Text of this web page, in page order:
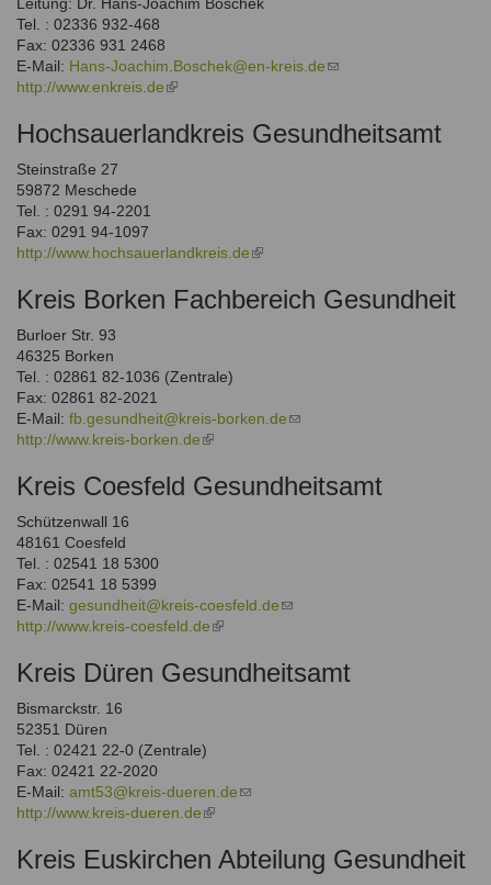
Qualitätssicherung
Qualität unserer Therapeuten
Familienthemen
Systemischer Ansatz
Seminare und Kurse
Fortbildungen
Ausbildungsinstitute
Fortbildungen
Information über Qualifikation
Benutzername
Passwort
Anmelden
Sitemap
Links
Formular zur Registrierung
Tel. : 02336 932-468
Fax: 02336 931 2468
E-Mail: Hans-Joachim.Boschek@en-kreis.de(link
mail)
http://www.enkreis.de(link
external)
Hochsauerlandkreis Gesundheitsamt
Steinstraße 27
59872 Meschede
Tel. : 0291 94-2201
Fax: 0291 94-1097
http://www.hochsauerlandkreis.de(link
external)
Kreis Borken Fachbereich Gesundheit
Burloer Str. 93
46325 Borken
Tel. : 02861 82-1036 (Zentrale)
Fax: 02861 82-2021
E-Mail: fb.gesundheit@kreis-borken.de(link
mail)
http://www.kreis-borken.de(link
external)
Kreis Coesfeld Gesundheitsamt
Schützenwall 16
48161 Coesfeld
Tel. : 02541 18 5300
Fax: 02541 18 5399
E-Mail: gesundheit@kreis-coesfeld.de(link
mail)
http://www.kreis-coesfeld.de(link
external)
Kreis Düren Gesundheitsamt
Bismarckstr. 16
52351 Düren
Tel. : 02421 22-0 (Zentrale)
Fax: 02421 22-2020
E-Mail: amt53@kreis-dueren.de(link
mail)
http://www.kreis-dueren.de(link
external)
Kreis Euskirchen Abteilung Gesundheit